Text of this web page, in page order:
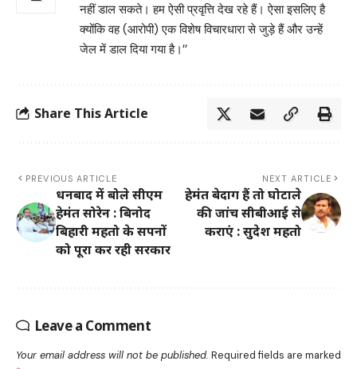
नहीं डाल सकते। हम ऐसी प्रवृत्ति देख रहे हैं। ऐसा इसलिए है
क्योंकि वह (आरोपी) एक विशेष विचारधारा से जुड़े हैं और उन्हें
जेल में डाल दिया गया है।’’
Share This Article
PREVIOUS ARTICLE
धनबाद में बोले सीएम
हेमंत सोरेन : बिनोद
बिहारी महतो के सपनों
को पूरा कर रही सरकार
NEXT ARTICLE
हेमंत बेदाग हैं तो घोटाले
की जांच सीबीआई से
कराएं : सुदेश महतो
Leave a Comment
Your email address will not be published. Required fields are marked